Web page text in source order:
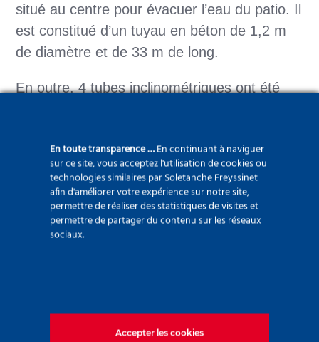
situé au centre pour évacuer l’eau du patio. Il
est constitué d’un tuyau en béton de 1,2 m
de diamètre et de 33 m de long.
En outre, 4 tubes inclinométriques ont été
travaux de dragage), permettant de
confirmer le comportement structurel du mur.
Les installations spéciales suivantes ont été
mises en place :
13 bittes d’amarrage d’une capacité de
En toute transparence …En continuant à naviguer
sur ce site, vous acceptez l'utilisation de cookies ou
technologies similaires par Soletanche Freyssinet
afin d'améliorer votre expérience sur notre site,
permettre de réaliser des statistiques de visites et
permettre de partager du contenu sur les réseaux
sociaux.
Accepter les cookies